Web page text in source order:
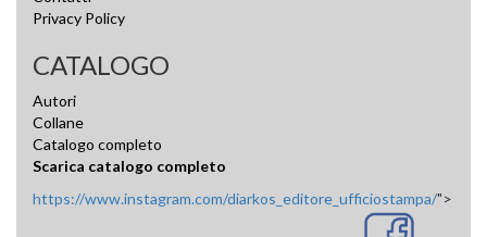
Privacy Policy
CATALOGO
Autori
Collane
Catalogo completo
Scarica catalogo completo
https://www.instagram.com/diarkos_editore_ufficiostampa/">